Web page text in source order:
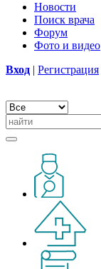
Новости
Поиск врача
Форум
Фото и видео
Вход | Регистрация